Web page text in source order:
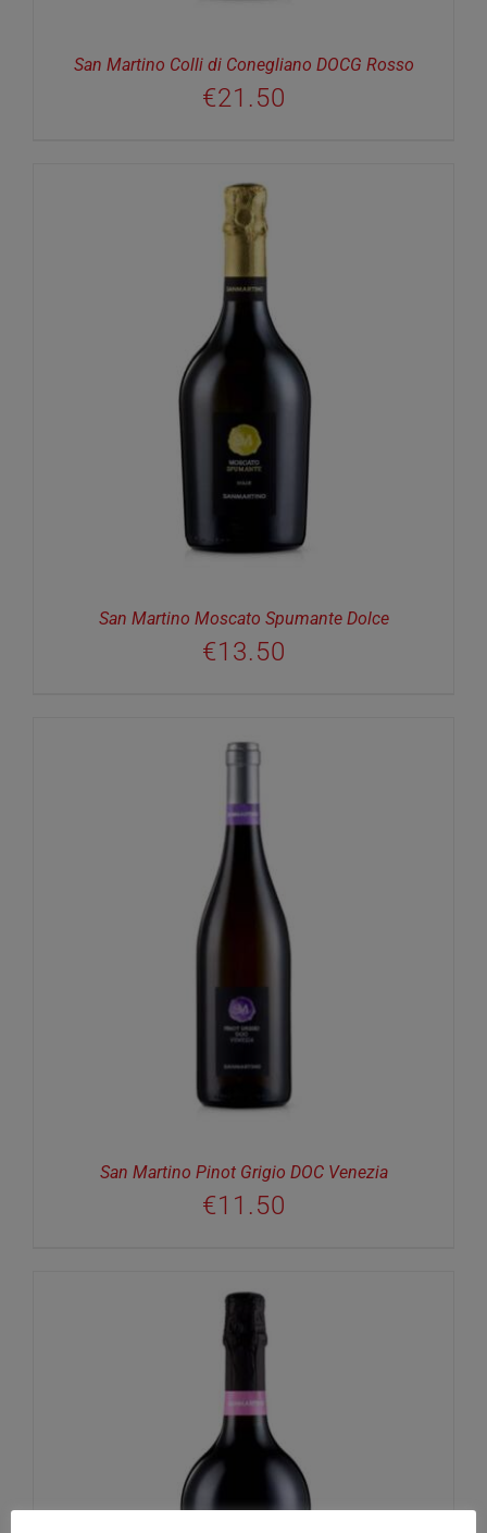
San Martino Colli di Conegliano DOCG Rosso
€21.50
San Martino Moscato Spumante Dolce
€13.50
San Martino Pinot Grigio DOC Venezia
€11.50